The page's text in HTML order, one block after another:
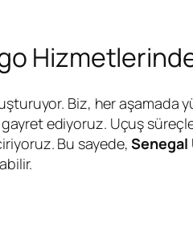
Biz, her aşamada
ediyoruz. Uçuş
Bu sayede,Senegal